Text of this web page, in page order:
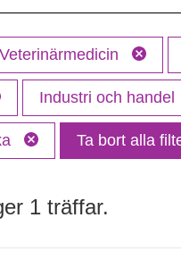
Veterinärmedicin
Industri och handel
Ta bort alla
1 träffar.